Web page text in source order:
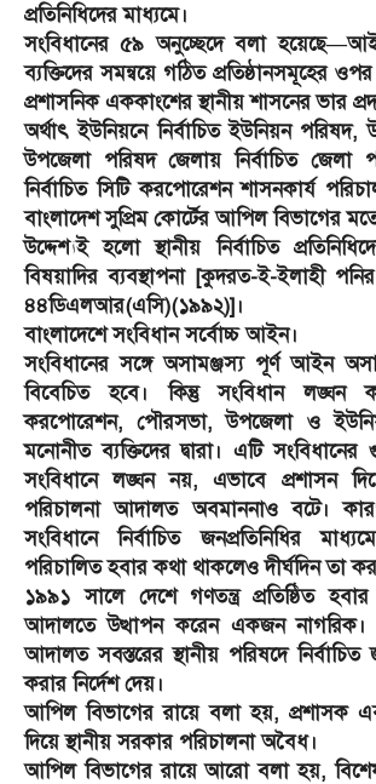
প্রতিনিধিদের মাধ্যমে।
সংবিধানের ৫৯ অনুচ্ছেদে বলা
ব্যক্তিদের সমন্বয়ে গঠিত প্রতিষ্ঠানসমূহের ওপর
প্রশাসনিক এককাংশের স্থানীয় শাসনের ভার
অর্থাৎ ইউনিয়নে নির্বাচিত ইউনিয়ন পরিষদ,
উপজেলা পরিষদ জেলায় নির্বাচিত জেলা
নির্বাচিত সিটি করপোরেশন শাসনকার্য
বাংলাদেশ সুপ্রিম কোর্টের আপিল বিভাগের
উদ্দেশ্যই হলো স্থানীয় নির্বাচিত
বিষয়াদির ব্যবস্থাপনা [কুদরত-ই-ইলাহী
৪৪ডিএলআর(এসি)(১৯৯২)]।
বাংলাদেশে সংবিধান সর্বোচ্চ আইন।
সংবিধানের সঙ্গে অসামঞ্জস্য পূর্ণ আইন
বিবেচিত হবে। কিন্তু সংবিধান লঙ্ঘন
করপোরেশন, পৌরসভা, উপজেলা ও
মনোনীত ব্যক্তিদের দ্বারা। এটি
সংবিধানে লঙ্ঘন নয়, এভাবে প্রশাসন
পরিচালনা আদালত অবমাননাও বটে।
সংবিধানে নির্বাচিত জনপ্রতিনিধির
পরিচালিত হবার কথা থাকলেও দীর্ঘদিন তা
১৯৯১ সালে দেশে গণতন্ত্র প্রতিষ্ঠিত
আদালতে উত্থাপন করেন একজন নাগরিক।
আদালত সবস্তরের স্থানীয় পরিষদে নির্বাচিত
করার নির্দেশ দেয়।
আপিল বিভাগের রায়ে বলা হয়, প্রশাসক
দিয়ে স্থানীয় সরকার পরিচালনা অবৈধ।
আপিল বিভাগের রায়ে আরো বলা হয়, বিশেষ